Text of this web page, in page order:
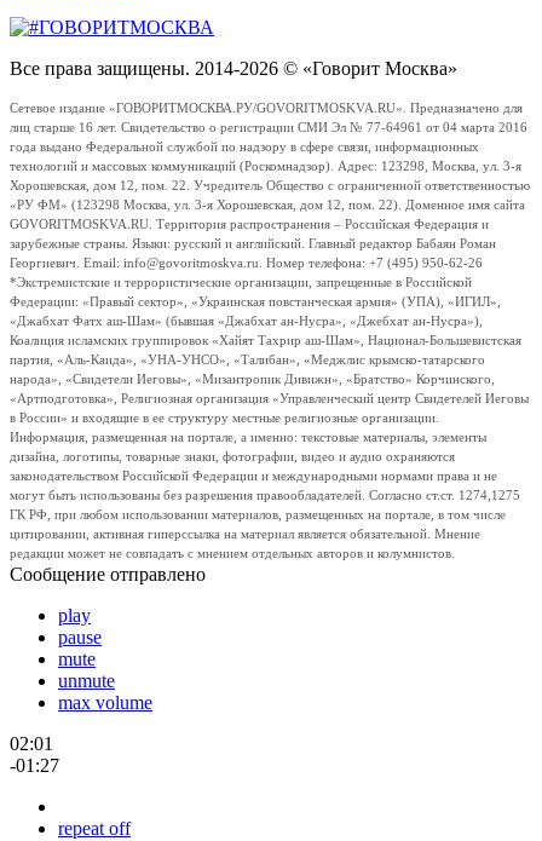
Все права защищены. 2014-2026 © «Говорит Москва»
Сетевое издание «ГОВОРИТМОСКВА.РУ/GOVORITMOSKVA.RU». Предназначено для
лиц старше 16 лет. Свидетельство о регистрации СМИ Эл № 77-64961 от 04 марта 2016
года выдано Федеральной службой по надзору в сфере связи, информационных
технологий и массовых коммуникаций (Роскомнадзор). Адрес: 123298, Москва, ул. 3-я
Хорошевская, дом 12, пом. 22. Учредитель Общество с ограниченной ответственностью
«РУ ФМ» (123298 Москва, ул. 3-я Хорошевская, дом 12, пом. 22). Доменное имя сайта
GOVORITMOSKVA.RU. Территория распространения – Российская Федерация и
зарубежные страны. Языки: русский и английский. Главный редактор Бабаян Роман
Георгиевич. Email: info@govoritmoskva.ru. Номер телефона: +7 (495) 950-62-26
*Экстремистские и террористические организации, запрещенные в Российской
Федерации: «Правый сектор», «Украинская повстанческая армия» (УПА), «ИГИЛ»,
«Джабхат Фатх аш-Шам» (бывшая «Джабхат ан-Нусра», «Джебхат ан-Нусра»),
Коалиция исламских группировок «Хайят Тахрир аш-Шам», Национал-Большевистская
партия, «Аль-Каида», «УНА-УНСО», «Талибан», «Меджлис крымско-татарского
народа», «Свидетели Иеговы», «Мизантропик Дивижн», «Братство» Корчинского,
«Артподготовка», Религиозная организация «Управленческий центр Свидетелей Иеговы
в России» и входящие в ее структуру местные религиозные организации.
Информация, размещенная на портале, а именно: текстовые материалы, элементы
дизайна, логотипы, товарные знаки, фотографии, видео и аудио охраняются
законодательством Российской Федерации и международными нормами права и не
могут быть использованы без разрешения правообладателей. Согласно ст.ст. 1274,1275
ГК РФ, при любом использовании материалов, размещенных на портале, в том числе
цитировании, активная гиперссылка на материал является обязательной. Мнение
редакции может не совпадать с мнением отдельных авторов и колумнистов.
Сообщение отправлено
play
pause
mute
unmute
max volume
02:01
-01:27
repeat off